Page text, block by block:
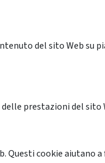
del sito Web
prestazioni del
cookie aiutano